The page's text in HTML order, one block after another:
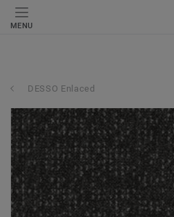
MENU
DESSO Enlaced